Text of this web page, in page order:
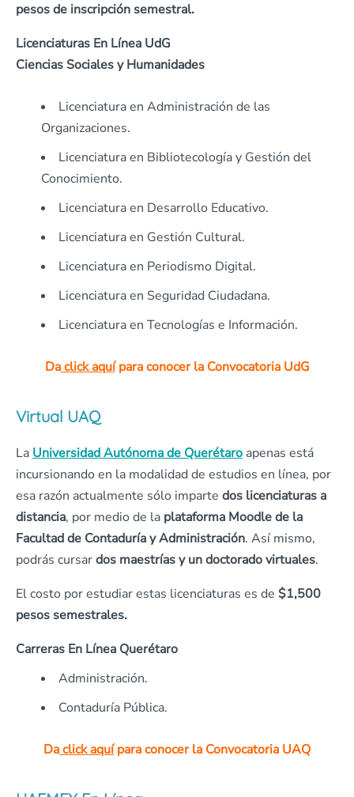
pesos de inscripción semestral.
Licenciaturas En Línea UdG
Ciencias Sociales y Humanidades
Licenciatura en Administración de las
Organizaciones.
Licenciatura en Bibliotecología y Gestión del
Conocimiento.
Licenciatura en Desarrollo Educativo.
Licenciatura en Gestión Cultural.
Licenciatura en Periodismo Digital.
Licenciatura en Seguridad Ciudadana.
Licenciatura en Tecnologías e Información.
Daclick aquípara conocer la Convocatoria UdG
Virtual UAQ
La Universidad Autónoma de Querétaro apenas está
incursionando en la modalidad de estudios en línea, por
esa razón actualmente sólo imparte dos licenciaturas a
distancia, por medio de la plataforma Moodle de la
Facultad de Contaduría y Administración. Así mismo,
podrás cursardos maestrías y un doctorado virtuales.
El costo por estudiar estas licenciaturas es de $1,500
pesos semestrales.
Carreras En Línea Querétaro
Administración.
Contaduría Pública.
Daclick aquípara conocer la Convocatoria UAQ